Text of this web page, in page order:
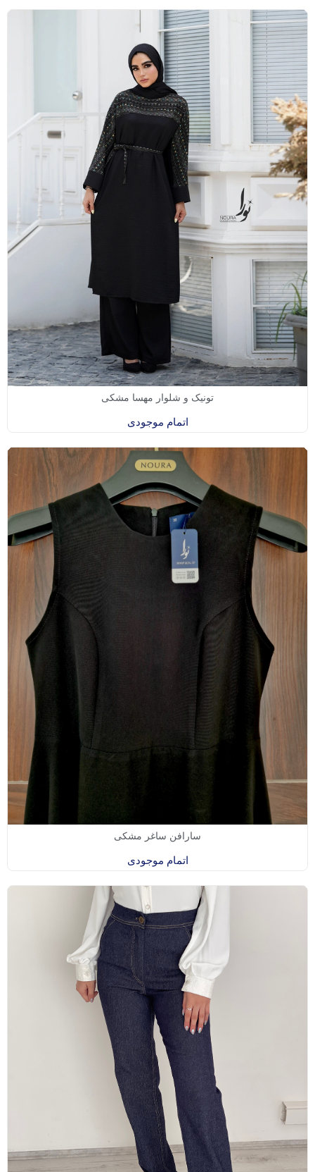
تونیک و شلوار مهسا مشکی
اتمام موجودی
سارافن ساغر مشکی
اتمام موجودی